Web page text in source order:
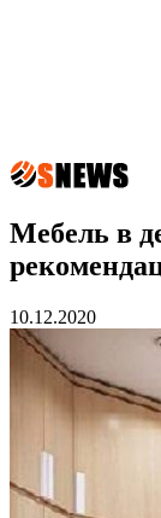
Мебель в
10.12.2020